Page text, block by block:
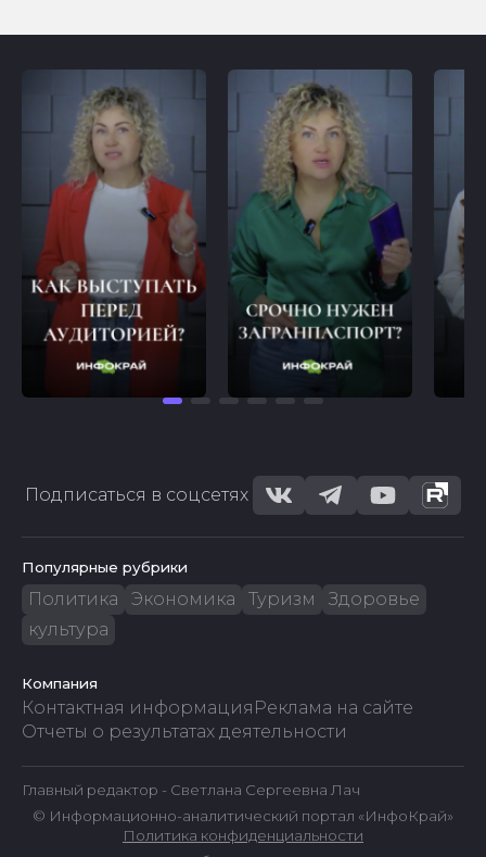
Подписаться в соцсетях
Популярные рубрики
Политика Экономика Туризм
Здоровье
культура
Компания
Контактная информация Реклама на сайте
Отчеты о результатах деятельности
Главный редактор - Светлана Сергеевна Лач
© Информационно-аналитический портал «ИнфоКрай»
Политика конфиденциальности